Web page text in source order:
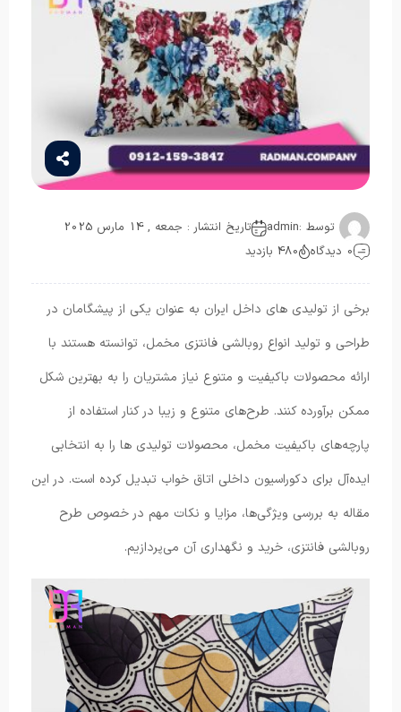
توسط :admin
تاریخ انتشار : جمعه , 14 مارس 2025
0 دیدگاه
480 بازدید
برخی از تولیدی های داخل ایران به عنوان یکی از پیشگامان در
طراحی و تولید انواع روبالشی فانتزی مخمل، توانسته هستند با
ارائه محصولات باکیفیت و متنوع نیاز مشتریان را به بهترین شکل
ممکن برآورده کنند. طرح‌های متنوع و زیبا در کنار استفاده از
پارچه‌های باکیفیت مخمل، محصولات تولیدی ها را به انتخابی
ایده‌آل برای دکوراسیون داخلی اتاق خواب تبدیل کرده است. در این
مقاله به بررسی ویژگی‌ها، مزایا و نکات مهم در خصوص طرح
روبالشی فانتزی، خرید و نگهداری آن می‌پردازیم.